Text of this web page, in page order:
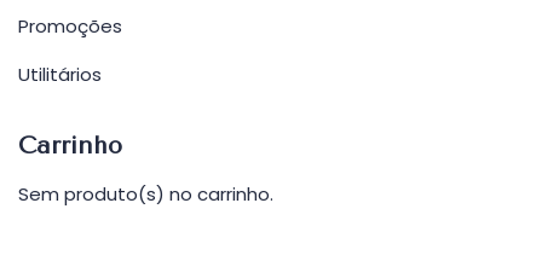
Promoções
Utilitários
Carrinho
Sem produto(s) no carrinho.